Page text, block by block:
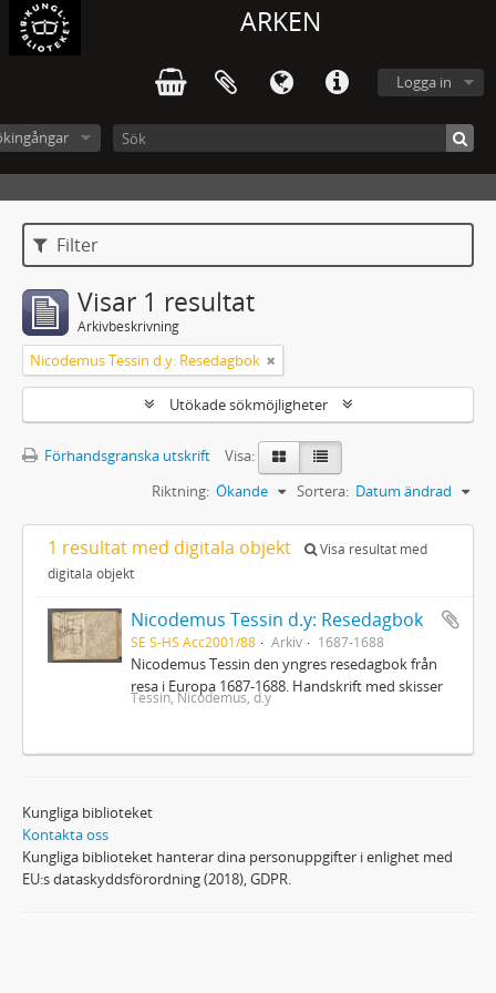
ARKEN
Logga in
Filter
Visar 1 resultat
Arkivbeskrivning
Nicodemus Tessin d.y: Resedagbok
Utökade sökmöjligheter
Förhandsgranska utskrift
Visa:
Sortera: Datum ändrad
Riktning: Ökande
1 resultat med digitala objekt
Visa resultat med
digitala objekt
Nicodemus Tessin d.y: Resedagbok
SE S-HS Acc2001/88 Arkiv 1687-1688
Nicodemus Tessin den yngres resedagbok från
resa i Europa 1687-1688. Handskrift med skisser
Tessin, Nicodemus, d.y
Kungliga biblioteket
Kontakta oss
Kungliga biblioteket hanterar dina personuppgifter i enlighet med
EU:s dataskyddsförordning (2018), GDPR.